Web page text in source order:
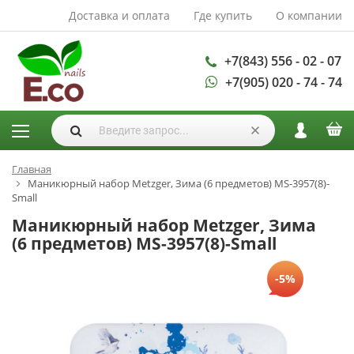
Доставка и оплата Где купить О компании
+7(843) 556 - 02 - 07
+7(905) 020 - 74 - 74
АКСЕССУАРЫ И
РАСХОДНЫЕ
МАТЕРИАЛЫ
Аксессуары
Запасные
лампы
Кисти
Одноразовая
продукция
ГЕЛЬ ЛАКИ
моделирования
Дизайн ногтей
Главная
Маникюрный набор Metzger, Зима (6 предметов) MS-3957(8)-
Small
Маникюрный набор Metzger, Зима
(6 предметов) MS-3957(8)-Small
-5%